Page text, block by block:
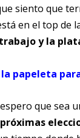
siento que
en el top de
y la
la papeleta
que sea